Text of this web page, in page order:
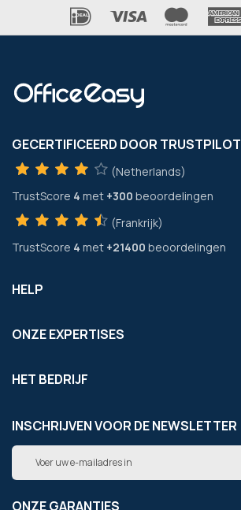
GECERTIFICEERD DOOR TRUSTPILOT
(Netherlands)
TrustScore 4 met +300 beoordelingen
(Frankrijk)
TrustScore 4 met +21400 beoordelingen
HELP
ONZE EXPERTISES
HET BEDRIJF
INSCHRIJVEN VOOR DE NEWSLETTER
Abonneer
op
onze
ONZE GARANTIES